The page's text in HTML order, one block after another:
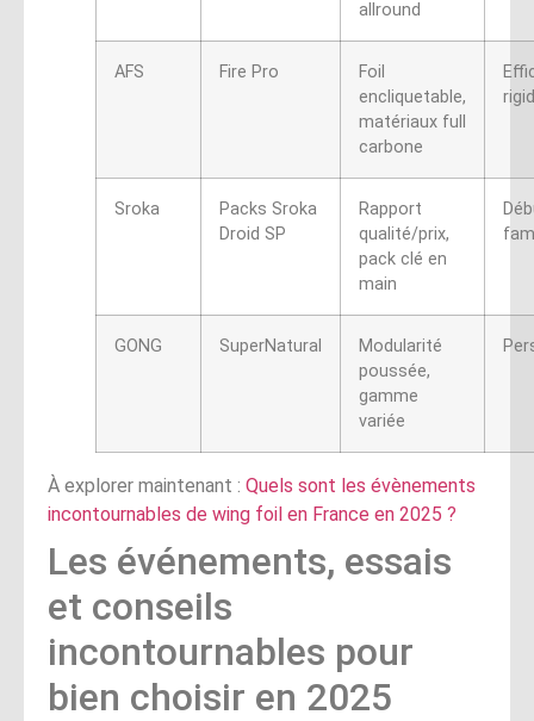
allround
AFS Fire Pro
Foil
encliquetable,
matériaux full
carbone
Sroka
Packs Sroka
Droid SP
Rapport
qualité/prix,
pack clé en
main
GONG SuperNatural
Modularité
poussée,
gamme
variée
À explorer maintenant : Quels sont les évènements
incontournables de wing foil en France en 2025​ ?
Les événements, essais
et conseils
incontournables pour
bien choisir en 2025